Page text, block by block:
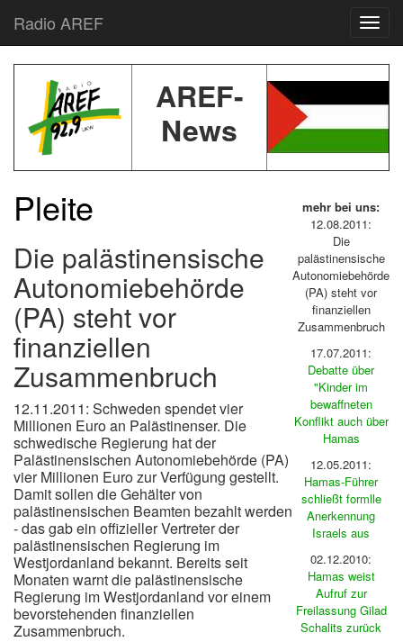
Radio AREF
AREF-
News
Pleite
Die palästinensische
Autonomiebehörde
(PA) steht vor
finanziellen
Zusammenbruch
12.11.2011: Schweden spendet vier
Millionen Euro an Palästinenser. Die
schwedische Regierung hat der
Palästinensischen Autonomiebehörde (PA)
vier Millionen Euro zur Verfügung gestellt.
Damit sollen die Gehälter von
palästinensischen Beamten bezahlt werden
- das gab ein offizieller Vertreter der
palästinensischen Regierung im
Westjordanland bekannt. Bereits seit
Monaten warnt die palästinensische
Regierung im Westjordanland vor einem
bevorstehenden finanziellen
Zusammenbruch.
mehr bei uns:
12.08.2011:
Die
palästinensische
Autonomiebehörde
(PA) steht vor
finanziellen
Zusammenbruch
17.07.2011:
Debatte über
"Kinder im
bewaffneten
Konflikt auch über
Hamas
12.05.2011:
Hamas-Führer
schließt formlle
Anerkennung
Israels aus
02.12.2010:
Hamas weist
Aufruf zur
Freilassung Gilad
Schalits zurück